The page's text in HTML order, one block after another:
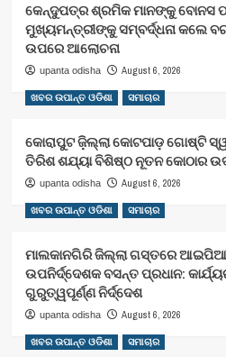
କେନ୍ଦୁପତ୍ର ଶ୍ରମିକ ମାନଙ୍କୁ ବୋନସ
ମୁଖ୍ୟମନ୍ତ୍ରୀଙ୍କୁ ସମ୍ବର୍ଦ୍ଧନା କଲେ
ଉପରେ ଆଲୋଚନା
upanta odisha August 6, 2026
ଖବର ଉପାନ୍ତ ଓଡିଶା ସମାଚାର
କୋରାପୁଟ ଜ଼ିଲ୍ଲା କୋଟପାଡ଼ ଗୋଷ୍ଟି
ତିରିଶ ଶଯ୍ୟା ବିଶିଷ୍ଠ ନୂତନ କୋଠାର
upanta odisha August 6, 2026
ଖବର ଉପାନ୍ତ ଓଡିଶା ସମାଚାର
ମାଲକାନଗିରି ଜିଲ୍ଲା ଗସ୍ତରେ
ଉପନିର୍ଦ୍ଦେଶକ ବସନ୍ତ ପ୍ରଧାନ:
ଗୁରୁତ୍ୱପୂର୍ଣ୍ଣ ନିର୍ଦ୍ଦେଶ
upanta odisha August 6, 2026
ଖବର ଉପାନ୍ତ ଓଡିଶା ସମାଚାର